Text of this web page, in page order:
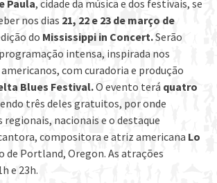
Paula, cidade da música e dos festivais, se
nos dias 21, 22 e 23 de março de
do Mississippi in Concert.Serão
intensa, inspirada nos
com curadoria e produção
Blues Festival.O evento terá quatro
três deles gratuitos, por onde
nacionais e o destaque
compositora e atriz americana Lo
de Portland, Oregon. As atrações
e 23h.